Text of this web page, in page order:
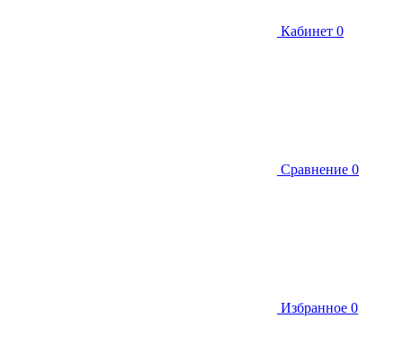
Кабинет 0
Сравнение 0
Избранное 0